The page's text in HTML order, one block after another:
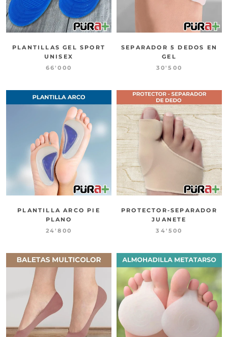
PLANTILLAS GEL SPORT
UNISEX
66'000
SEPARADOR 5 DEDOS EN
GEL
30'500
PLANTILLA ARCO PIE
PLANO
24'800
PROTECTOR-SEPARADOR
JUANETE
34'500